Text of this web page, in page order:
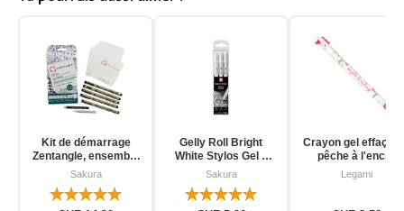
Kit de démarrage
Zentangle, ensemble
d'outils pour
Sakura
Gelly Roll Bright
White Stylos Gel 3
pièces
Sakura
Crayon gel
pêche à l'encre
d'unicorn
Legami